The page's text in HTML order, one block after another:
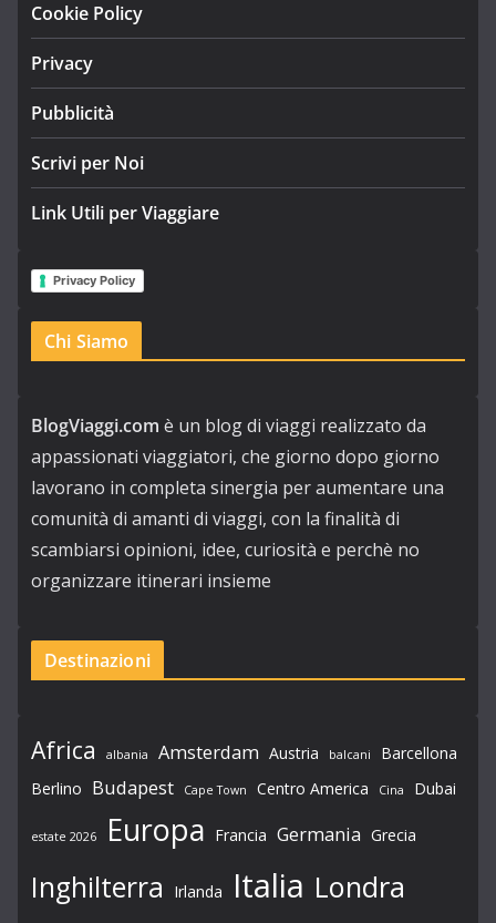
Cookie Policy
Privacy
Pubblicità
Scrivi per Noi
Link Utili per Viaggiare
Privacy Policy
Chi Siamo
BlogViaggi.com è un blog di viaggi realizzato da
appassionati viaggiatori, che giorno dopo giorno
lavorano in completa sinergia per aumentare una
comunità di amanti di viaggi, con la finalità di
scambiarsi opinioni, idee, curiosità e perchè no
organizzare itinerari insieme
Destinazioni
Africa albania Amsterdam Austria balcani
Barcellona
Berlino Budapest Cape Town Centro America Cina Dubai
estate 2026 Europa Francia Germania Grecia
Inghilterra Irlanda Italia Londra